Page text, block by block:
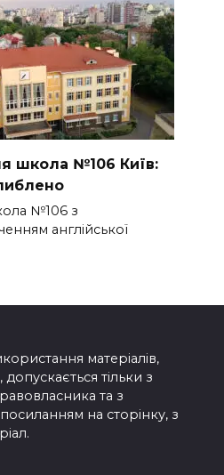
школа №106 Київ:
№106 з
англійської
матеріалів,
тільки з
та з
на сторінку, з